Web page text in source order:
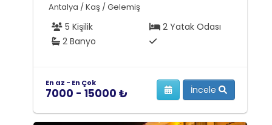
Antalya / Kaş / Gelemiş
5 Kişilik
2 Yatak Odası
2 Banyo
En az - En Çok
7000 - 15000 ₺ İncele